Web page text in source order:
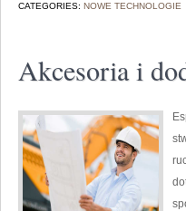
CATEGORIES: NOWE TECHNOLOGIE
Akcesoria i